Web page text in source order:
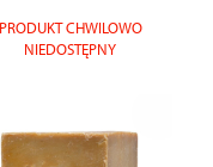
PRODUKT CHWILOWO
NIEDOSTĘPNY